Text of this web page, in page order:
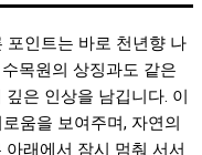
포인트는 바로 천년향 나
목원의 상징과도 같은
은 인상을 남깁니다. 이
움을 보여주며, 자연의
래에서 잠시 멈춰 서서